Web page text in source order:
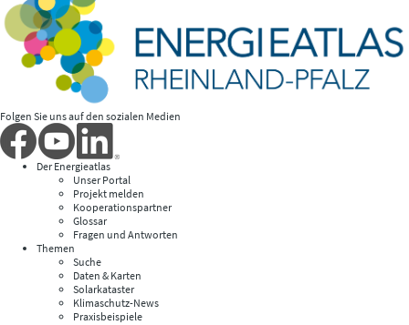
Folgen Sie uns auf den sozialen Medien
Der Energieatlas
Unser Portal
Projekt melden
Kooperationspartner
Glossar
Fragen und Antworten
Themen
Suche
Daten & Karten
Solarkataster
Klimaschutz-News
Praxisbeispiele